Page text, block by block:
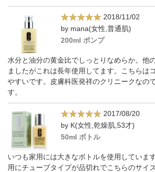
2018/11/02
by mana(女性,普通肌)
200ml ポンプ
水分と油分の黄金比でしっとりなめらか。他
ましたがこれは長年使用してます。こちらは
やすいです。皮膚科医発祥のクリニークなの
す。
2017/08/20
by K(女性,乾燥肌,53才)
50ml ボトル
いつも家用には大きなボトルを使用していま
用にチューブタイプが品切れでこちらのサイ